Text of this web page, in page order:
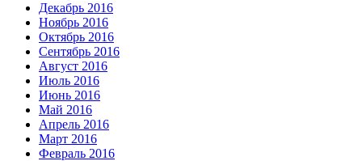
Декабрь 2016
Ноябрь 2016
Октябрь 2016
Сентябрь 2016
Август 2016
Июль 2016
Июнь 2016
Май 2016
Апрель 2016
Март 2016
Февраль 2016